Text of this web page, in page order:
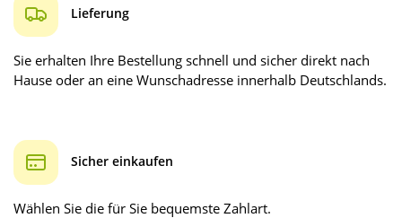
Lieferung
Sie erhalten Ihre Bestellung schnell und sicher direkt nach
Hause oder an eine Wunschadresse innerhalb Deutschlands.
Sicher einkaufen
Wählen Sie die für Sie bequemste Zahlart.